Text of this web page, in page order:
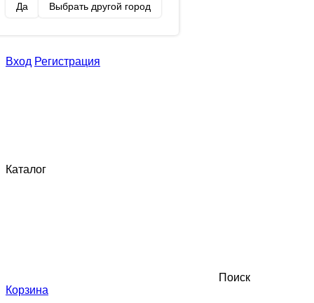
Да Выбрать другой город
Вход Регистрация
Каталог
Поиск
Корзина